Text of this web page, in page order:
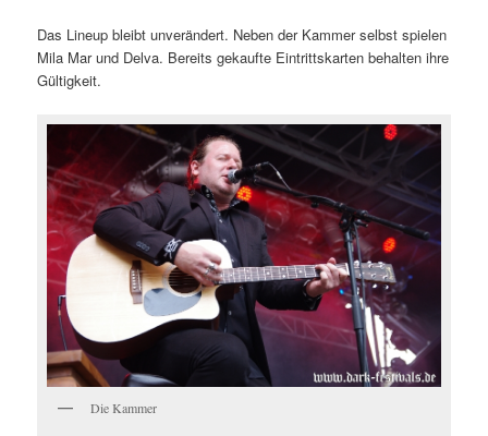
Das Lineup bleibt unverändert. Neben der Kammer selbst spielen
Mila Mar und Delva. Bereits gekaufte Eintrittskarten behalten ihre
Gültigkeit.
Die Kammer